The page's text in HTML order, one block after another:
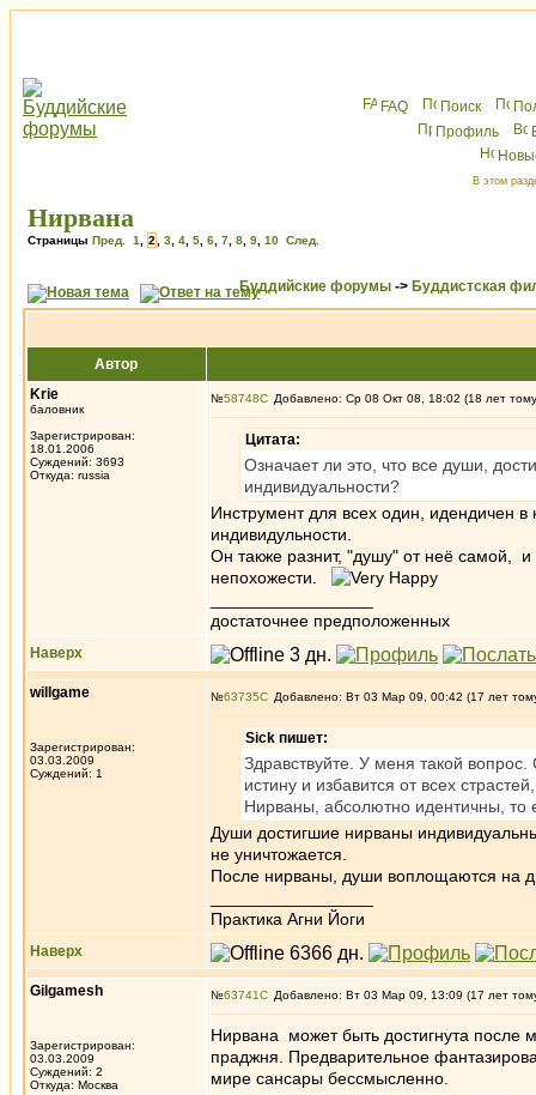
FAQ Поиск
Профиль
В этом
Нирвана
Страницы Пред. 1 2 3 4 5 6 7 8 9 10 След.
Буддийские форумы -> Буддистская
Автор
Krie
баловник
Зарегистрирован:
18.01.2006
Суждений: 3693
Откуда: russia
№58748 Добавлено: Ср 08 Окт 08, 18:02 (18 лет
Цитата:
Означает ли это, что все души,
индивидуальности?
Инструмент для всех один, идендичен
индивидульности.
Он также разнит, "душу" от неё самой,
непохожести.
достаточнее предположенных
Наверх
willgame
Зарегистрирован:
03.03.2009
Суждений: 1
№63735 Добавлено: Вт 03 Мар 09, 00:42 (17 лет
Sick пишет:
Здравствуйте. У меня такой
истину и избавится от всех
Нирваны, абсолютно идентичны, то
Души достигшие нирваны
не уничтожается.
После нирваны, души воплощаются на
Практика Агни Йоги
Наверх
Gilgamesh
Зарегистрирован:
03.03.2009
Суждений: 2
Откуда: Москва
№63741 Добавлено: Вт 03 Мар 09, 13:09 (17 лет
Нирвана может быть достигнута после
праджня. Предварительное
мире сансары бессмысленно.